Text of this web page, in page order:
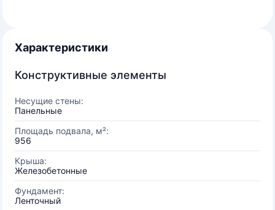
Характеристики
Конструктивные элементы
Несущие стены:
Панельные
Площадь подвала, м²:
956
Крыша:
Железобетонные
Фундамент:
Ленточный